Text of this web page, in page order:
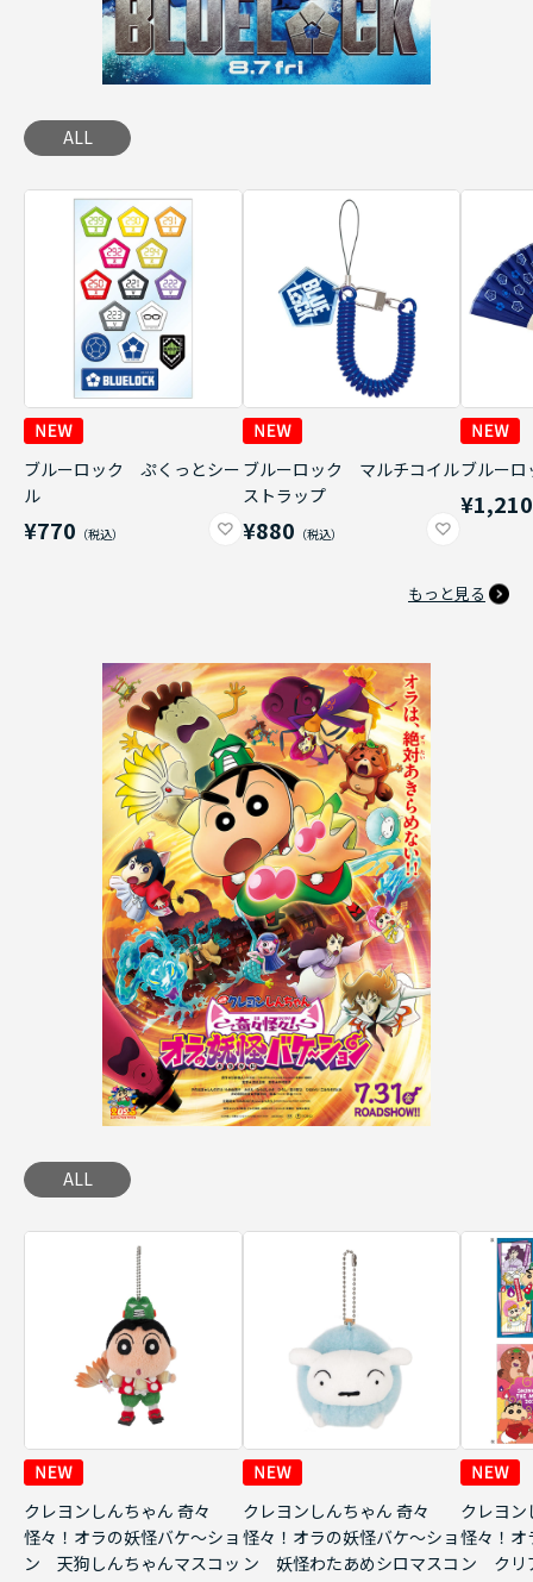
ALL
ブルーロック ぷくっとシー
ル
¥770
ブルーロック マルチコイル
ストラップ
¥880
ブルー
¥1,210
もっと見る
ALL
クレヨンしんちゃん 奇々
怪々！オラの妖怪バケ～ショ
ン 天狗しんちゃんマスコッ
クレヨンしんちゃん 奇々
怪々！オラの妖怪バケ～ショ
ン 妖怪わたあめシロマスコ
クレヨン
怪々！オ
ン クリ